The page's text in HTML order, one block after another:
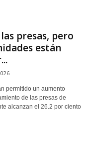
presas, pero
están
permitido un aumento
de las presas de
alcanzan el 26.2 por ciento